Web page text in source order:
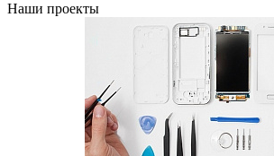
Наши проекты